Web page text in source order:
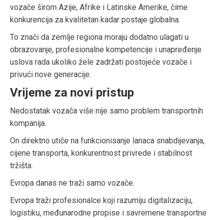
vozače širom Azije, Afrike i Latinske Amerike, čime
konkurencija za kvalitetan kadar postaje globalna.
To znači da zemlje regiona moraju dodatno ulagati u
obrazovanje, profesionalne kompetencije i unapređenje
uslova rada ukoliko žele zadržati postojeće vozače i
privući nove generacije.
Vrijeme za novi pristup
Nedostatak vozača više nije samo problem transportnih
kompanija.
On direktno utiče na funkcionisanje lanaca snabdijevanja,
cijene transporta, konkurentnost privrede i stabilnost
tržišta.
Evropa danas ne traži samo vozače.
Evropa traži profesionalce koji razumiju digitalizaciju,
logistiku, međunarodne propise i savremene transportne